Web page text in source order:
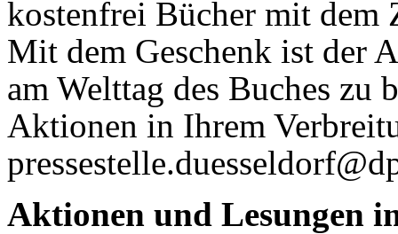
kostenfrei Bücher mit dem
Mit dem Geschenk ist der
am Welttag des Buches
Aktionen in Ihrem
Aktionen und Lesungen